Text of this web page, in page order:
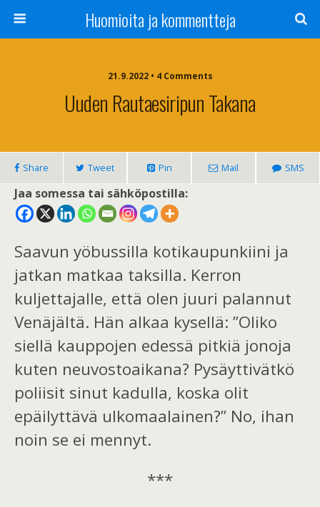
Huomioita ja kommentteja
21.9.2022 • 4 Comments
Uuden Rautaesiripun Takana
Share Tweet Pin Mail SMS
Jaa somessa tai sähköpostilla:
Saavun yöbussilla kotikaupunkiini ja
jatkan matkaa taksilla. Kerron
kuljettajalle, että olen juuri palannut
Venäjältä. Hän alkaa kysellä: ”Oliko
siellä kauppojen edessä pitkiä jonoja
kuten neuvostoaikana? Pysäyttivätkö
poliisit sinut kadulla, koska olit
epäilyttävä ulkomaalainen?” No, ihan
noin se ei mennyt.
***